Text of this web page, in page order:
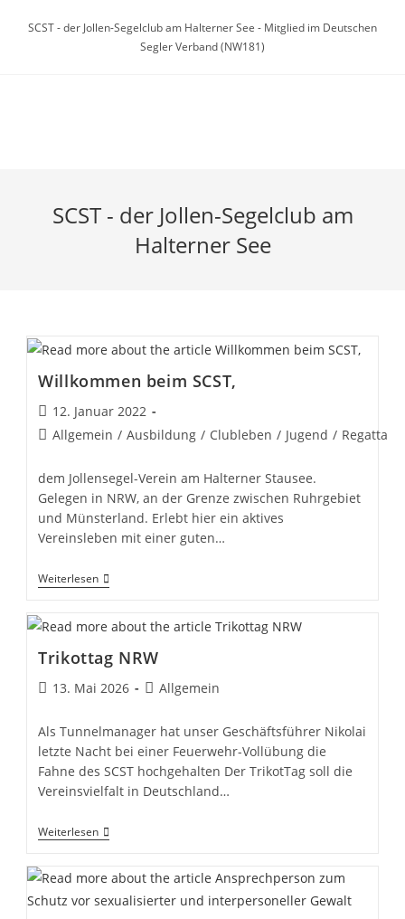
InhaltSCST - der Jollen-Segelclub am Halterner See - Mitglied im Deutschen
Segler Verband (NW181)
SCST - der Jollen-Segelclub am
Halterner See
Willkommen beim SCST,
Beitrag
veröffentlicht:
12. Januar 2022
Beitrags-
Allgemein / Ausbildung / Clubleben / Jugend / Regatta
dem Jollensegel-Verein am Halterner Stausee.
Gelegen in NRW, an der Grenze zwischen Ruhrgebiet
und Münsterland. Erlebt hier ein aktives
Vereinsleben mit einer guten…
WeiterlesenWillkommen
Beim
Trikottag NRW
Beitrag
13. Mai 2026
Beitrags-
Allgemein
Als Tunnelmanager hat unser Geschäftsführer Nikolai
letzte Nacht bei einer Feuerwehr-Vollübung die
Fahne des SCST hochgehalten Der TrikotTag soll die
Vereinsvielfalt in Deutschland…
WeiterlesenTrikottag
NRW